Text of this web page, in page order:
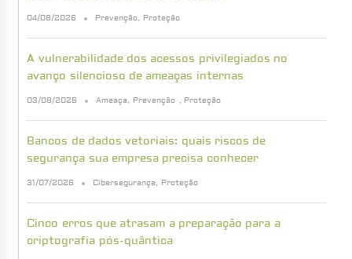
04/08/2026 Prevenção, Proteção
A vulnerabilidade dos acessos privilegiados no
avanço silencioso de ameaças internas
03/08/2026 Ameaça, Prevenção , Proteção
Bancos de dados vetoriais: quais riscos de
segurança sua empresa precisa conhecer
31/07/2026 Cibersegurança, Proteção
Cinco erros que atrasam a preparação para a
criptografia pós-quântica